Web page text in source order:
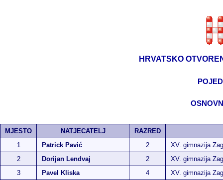
HRVATSKO
MJESTO NATJECATELJ
RAZRED
1
Patrick Pavić 2
XV. gimnazija
2
Dorijan Lendvaj 2
XV. gimnazija
3
Pavel Kliska 4
XV. gimnazija